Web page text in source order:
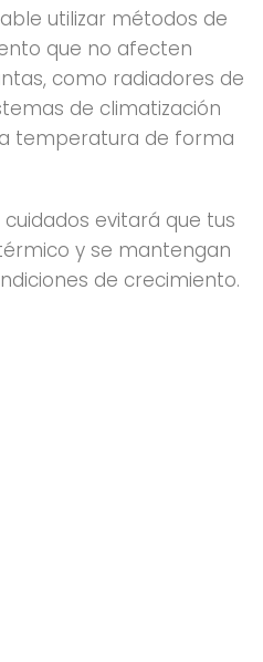
utilizar métodos de
que no afecten
como radiadores de
de climatización
temperatura de forma
evitará que tus
y se mantengan
de crecimiento.